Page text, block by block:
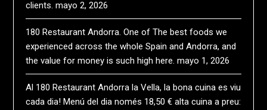
clients. mayo 2, 2026
180 Restaurant Andorra. One of The best foods we
experienced across the whole Spain and Andorra, and
the value for money is such high here. mayo 1, 2026
Al 180 Restaurant Andorra la Vella, la bona cuina es viu
cada dia! Menú del dia només 18,50 € alta cuina a preu: